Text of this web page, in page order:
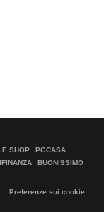
SHOP
PGCASA
BUONISSIMO
Preferenze sui cookie